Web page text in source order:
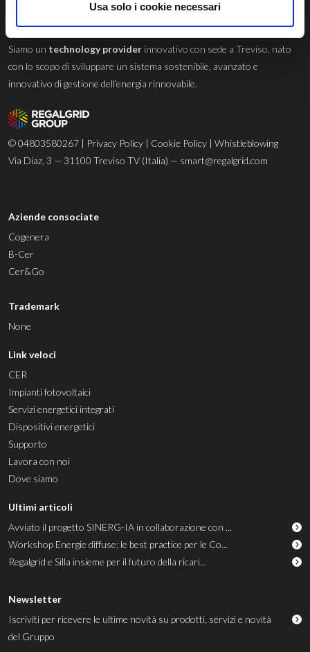
Usa solo i cookie necessari
Siamo un technology provider innovativo con sede a Treviso, nato
con lo scopo di sviluppare un sistema sostenibile, avanzato e
innovativo di gestione dell’energia rinnovabile.
© 04803580267 | Privacy Policy | Cookie Policy | Whistleblowing
Via Diaz, 3 — 31100 Treviso TV (Italia) — smart@regalgrid.com
Aziende consociate
Cogenera
B-Cer
Cer&Go
Trademark
None
Link veloci
CER
Impianti fotovoltaici
Servizi energetici integrati
Dispositivi energetici
Supporto
Lavora con noi
Dove siamo
Ultimi articoli
Avviato il progetto SINERG-IA in collaborazione con ...
Workshop Energie diffuse: le best practice per le Co...
Regalgrid e Silla insieme per il futuro della ricari...
Newsletter
Iscriviti per ricevere le ultime novità su prodotti, servizi e novità
del Gruppo